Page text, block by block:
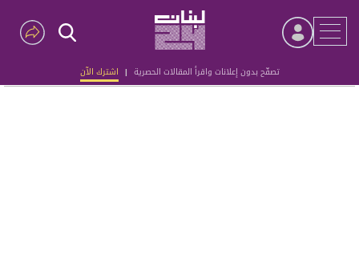
تصفّح بدون إعلانات واقرأ المقالات الحصرية | اشترك الآن
Advertisement